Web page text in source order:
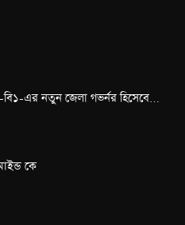
বি১-এর নতুন জেলা গভর্নর হিসেবে…
কে